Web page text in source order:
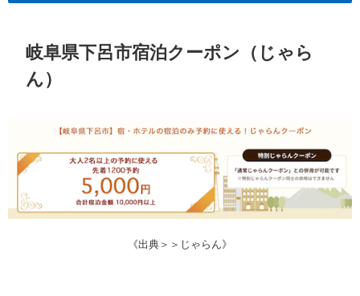
岐阜県下呂市宿泊クーポン（じゃら
ん）
《出典＞＞じゃらん》